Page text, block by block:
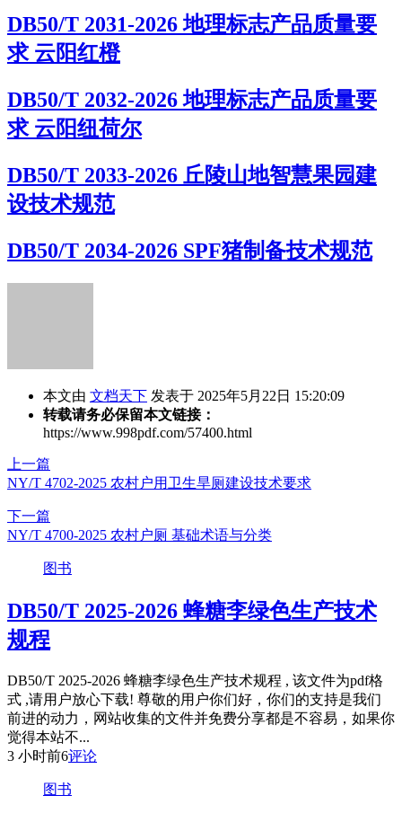
DB50/T 2031-2026 地理标志产品质量要
求 云阳红橙
DB50/T 2032-2026 地理标志产品质量要
求 云阳纽荷尔
DB50/T 2033-2026 丘陵山地智慧果园建
设技术规范
DB50/T 2034-2026 SPF猪制备技术规范
本文由 文档天下 发表于 2025年5月22日 15:20:09
转载请务必保留本文链接：
https://www.998pdf.com/57400.html
上一篇
NY/T 4702-2025 农村户用卫生旱厕建设技术要求
下一篇
NY/T 4700-2025 农村户厕 基础术语与分类
图书
DB50/T 2025-2026 蜂糖李绿色生产技术
规程
DB50/T 2025-2026 蜂糖李绿色生产技术规程 , 该文件为pdf格
式 ,请用户放心下载! 尊敬的用户你们好，你们的支持是我们
前进的动力，网站收集的文件并免费分享都是不容易，如果你
觉得本站不...
3 小时前6评论
图书